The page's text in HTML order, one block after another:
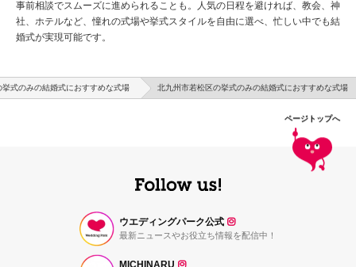
事前相談でスムーズに進められることも。人気の日程を避ければ、教会、神
社、ホテルなど、憧れの式場や挙式スタイルを自由に選べ、忙しい中でも結
婚式が実現可能です。
挙式のみの結婚式におすすめな式場 北九州市若松区の挙式のみの結婚式におすすめな式場
ページトップへ
ウエディングパーク公式
最新ニュースやお役立ち情報を配信中！
MICHINARU